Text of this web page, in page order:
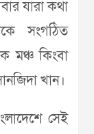
যারা কথা
সংগঠিত
মঞ্চ কিংবা
খান।
সেই